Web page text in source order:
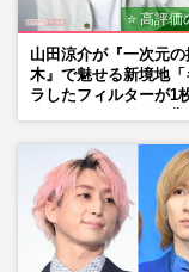
⭐ 高評
山田涼介が『一次元の
木』で魅せる新境地「
ラしたフィルターが1